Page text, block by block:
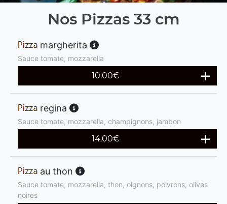
Nos Pizzas 33 cm
margherita
Sauce tomate, mozzarella
10.00€
regina
Sauce tomate, mozzarella, champignons, jambon
14.00€
au thon
Sauce tomate, mozzarella, thon, oignons, poivrons, olives
noires